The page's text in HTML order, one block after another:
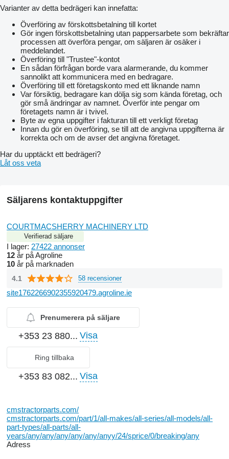
Varianter av detta bedrägeri kan innefatta:
Överföring av förskottsbetalning till kortet
Gör ingen förskottsbetalning utan pappersarbete som bekräftar
processen att överföra pengar, om säljaren är osäker i
meddelandet.
Överföring till "Trustee"-kontot
En sådan förfrågan borde vara alarmerande, du kommer
sannolikt att kommunicera med en bedragare.
Överföring till ett företagskonto med ett liknande namn
Var försiktig, bedragare kan dölja sig som kända företag, och
gör små ändringar av namnet. Överför inte pengar om
företagets namn är i tvivel.
Byte av egna uppgifter i fakturan till ett verkligt företag
Innan du gör en överföring, se till att de angivna uppgifterna är
korrekta och om de avser det angivna företaget.
Har du upptäckt ett bedrägeri?
Låt oss veta
Säljarens kontaktuppgifter
COURTMACSHERRY MACHINERY LTD
Verifierad säljare
I lager: 27422 annonser
12 år på Agroline
10 år på marknaden
4.1 58 recensioner
site1762266902355920479.agroline.ie
Prenumerera på säljare
+353 23 880... Visa
Ring tillbaka
+353 83 082... Visa
cmstractorparts.com/
cmstractorparts.com/part/1/all-makes/all-series/all-models/all-
part-types/all-parts/all-
years/any/any/any/any/any/anyy/24/sprice/0/breaking/any
Adress